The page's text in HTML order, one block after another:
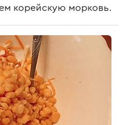
корейскую морковь.